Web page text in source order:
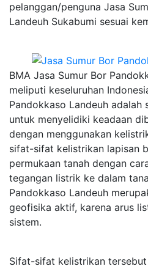
pelanggan/penguna Jasa
Landeuh Sukabumi sesuai
BMA Jasa Sumur Bor
meliputi keseluruhan
Pandokkaso Landeuh
untuk menyelidiki keadaan
dengan menggunakan
sifat-sifat kelistrikan lapisan
permukaan tanah dengan
tegangan listrik ke dalam
Pandokkaso Landeuh
geofisika aktif, karena arus
sistem.
Sifat-sifat kelistrikan